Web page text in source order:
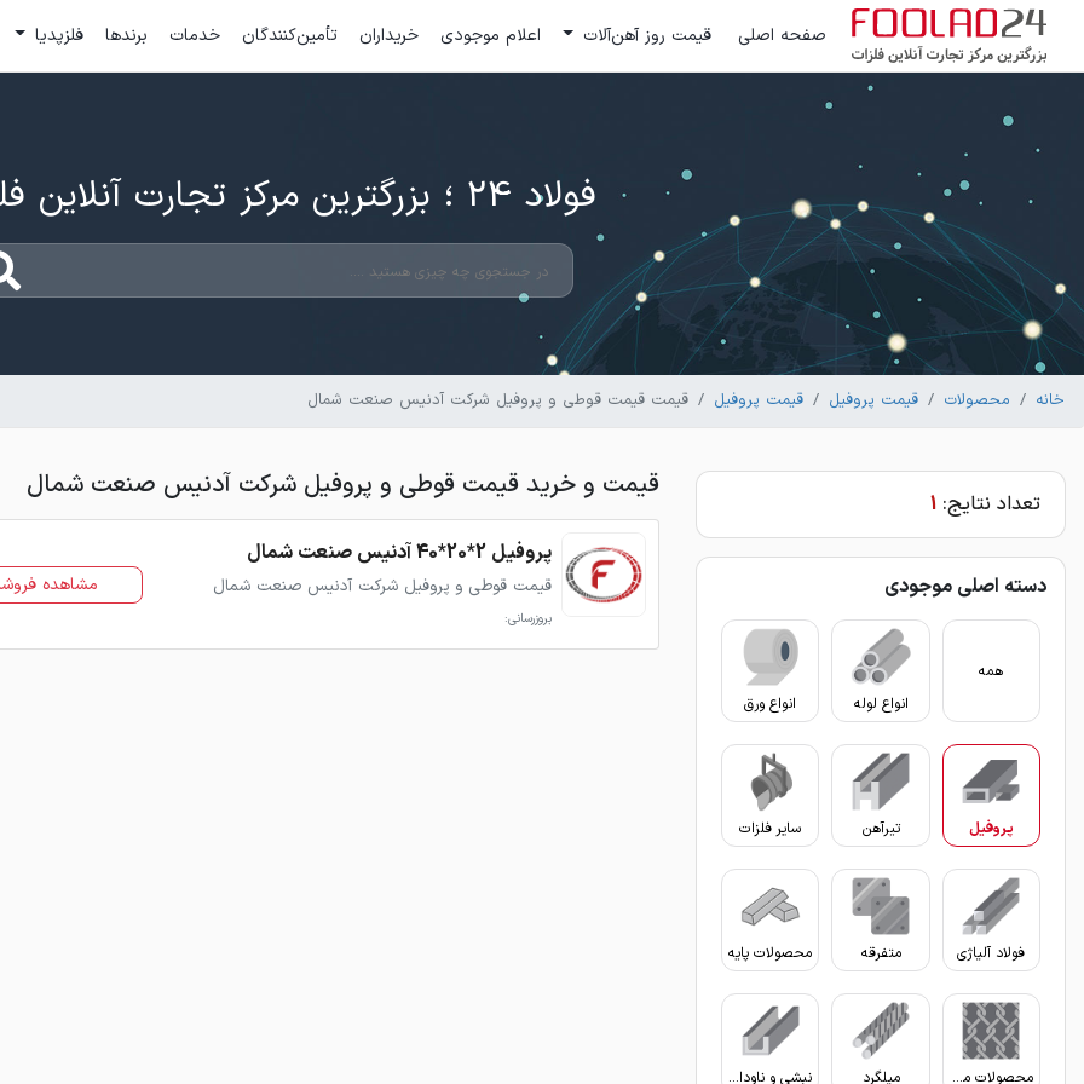
صفحه اصلی قیمت روز آهن‌آلات اعلام موجودی خریداران تأمین‌کنندگان خدمات برندها فلزپدیا
فولاد 24 ؛ بزرگترین مرکز تجارت آنلاین فلزات
خانه محصولات قیمت پروفیل قیمت پروفیل قیمت قیمت قوطی و پروفیل شرکت آدنیس صنعت شمال
تعداد نتایج: 1
دسته اصلی موجودی
همه
انواع لوله
انواع ورق
پروفیل تیرآهن سایر فلزات
فولاد آلیاژی متفرقه محصولات پایه
محصولات مفتولی میلگرد نبشی و ناودانی
قیمت و خرید قیمت قوطی و پروفیل شرکت آدنیس صنعت شمال
پروفیل 2*20*40 آدنیس صنعت شمال
قیمت قوطی و پروفیل شرکت آدنیس صنعت شمال
بروزرسانی:
مشاهده